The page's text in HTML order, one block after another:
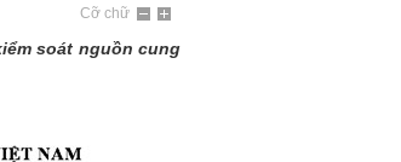
Cỡ chữ
soát nguồn cung